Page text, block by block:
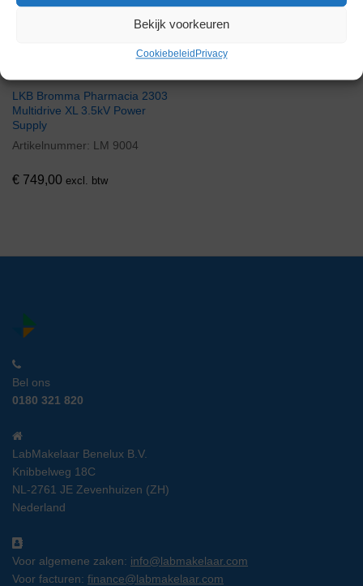
Bekijk voorkeuren
Cookiebeleid Privacy
LKB Bromma Pharmacia 2303
Multidrive XL 3.5kV Power
Supply
Artikelnummer: LM 9004
€ 749,00 excl. btw
Bel ons
0180 321 820
LabMakelaar Benelux B.V.
Knibbelweg 18C
NL-2761 JE Zevenhuizen (ZH)
Nederland
Voor algemene zaken: info@labmakelaar.com
Voor facturen: finance@labmakelaar.com